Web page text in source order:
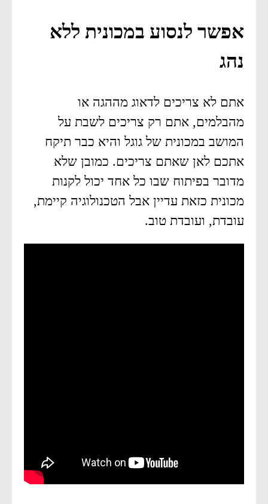
אפשר לנסוע במכונית ללא
נהג
אתם לא צריכים לדאוג מההגה או
מהבלמים, אתם רק צריכים לשבת על
המושב במכונית של גוגל והיא כבר תיקח
אתכם לאן שאתם צריכים. כמובן שלא
מדובר בפיתוח שבו כל אחד יכול לקנות
מכונית כזאת עדיין אבל הטכנולוגיה קיימת,
עובדת, ועובדת טוב.